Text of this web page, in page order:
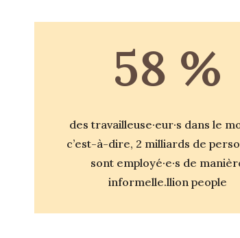
58 %
des travailleuse·eur·s dans le
c’est-à-dire, 2 milliards de
sont employé·e·s de
informelle.llion people